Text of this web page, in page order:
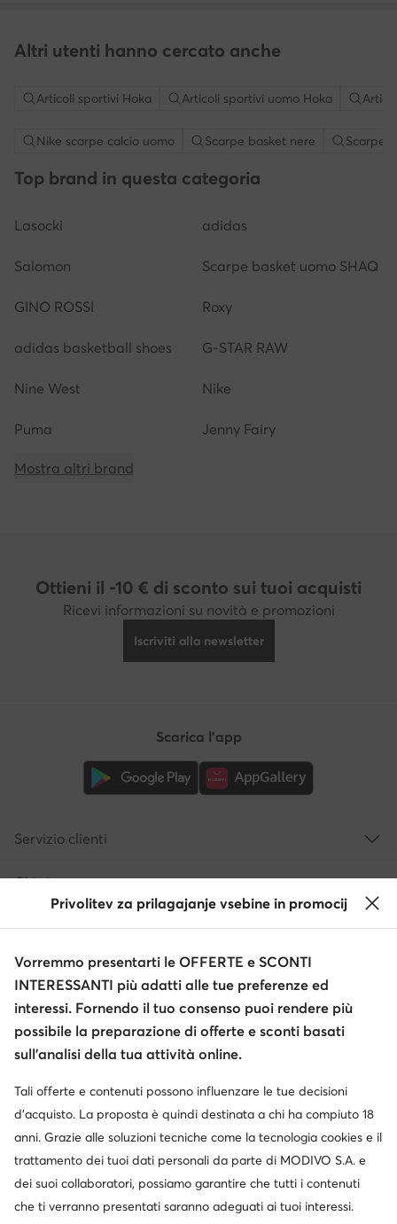
Altri utenti hanno cercato anche
Articoli sportivi Hoka Articoli sportivi uomo Hoka
Nike scarpe calcio uomo Scarpe basket nere Scarpe
Top brand in questa categoria
Lasocki adidas
Salomon Scarpe basket uomo SHAQ
GINO ROSSI Roxy
adidas basketball shoes G-STAR RAW
Nine West Nike
Puma Jenny Fairy
Mostra altri brand
Ottieni il -10 € di sconto sui tuoi acquisti
Ricevi informazioni su novità e promozioni
Iscriviti alla newsletter
Cambia paese: Italia (IT)
Scarica l'app
Servizio clienti
Chi siamo
Informazioni
© escarpe.it 2026
Termini e condizioni
Modifica impostazioni
Privolitev za prilagajanje vsebine in promocij
Vorremmo presentarti le OFFERTE e SCONTI
INTERESSANTI più adatti alle tue preferenze ed
interessi. Fornendo il tuo consenso puoi rendere più
possibile la preparazione di offerte e sconti basati
sull’analisi della tua attività online.
Tali offerte e contenuti possono influenzare le tue decisioni
d’acquisto. La proposta è quindi destinata a chi ha compiuto 18
anni. Grazie alle soluzioni tecniche come la tecnologia cookies e il
trattamento dei tuoi dati personali da parte di MODIVO S.A. e
dei suoi collaboratori, possiamo garantire che tutti i contenuti
che ti verranno presentati saranno adeguati ai tuoi interessi.